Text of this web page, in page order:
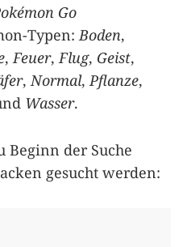
Go
Typen:Boden,
,Feuer,Flug, Geist,
,Normal,Pflanze,
Wasser.
Beginn der Suche
gesucht werden: